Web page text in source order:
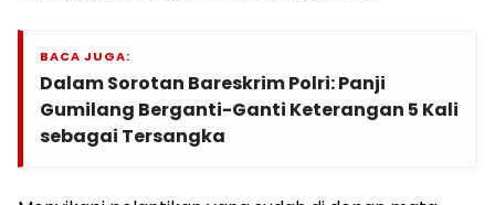
BACA JUGA:
Dalam Sorotan Bareskrim Polri: Panji
Gumilang Berganti-Ganti Keterangan 5 Kali
sebagai Tersangka